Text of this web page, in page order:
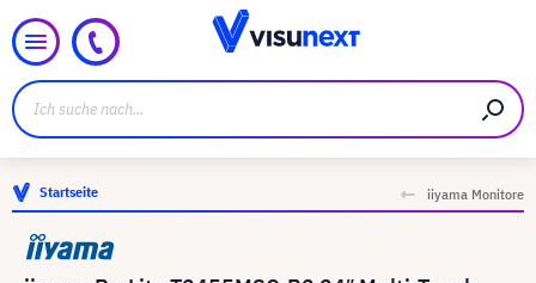
Startseite iiyama Monitore